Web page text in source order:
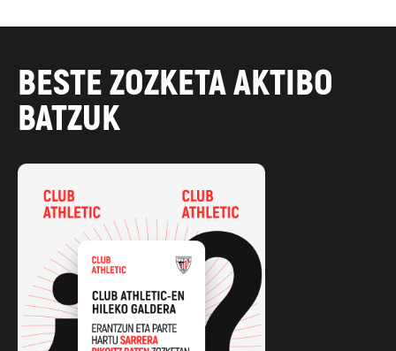
BESTE ZOZKETA AKTIBO
BATZUK